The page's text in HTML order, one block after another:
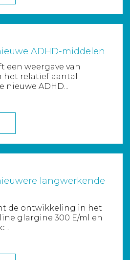
ADHD-middelen
een weergave van
relatief aantal
nieuwe ADHD...
langwerkende
de ontwikkeling in het
glargine 300 E/ml en
...